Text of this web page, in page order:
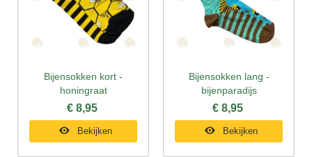
Bijensokken kort -
honingraat
€ 8,95
Bekijken
Bijensokken lang -
bijenparadijs
€ 8,95
Bekijken